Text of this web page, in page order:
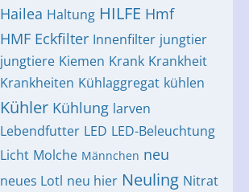
Hailea Haltung HILFE Hmf
HMF Eckfilter Innenfilter jungtier
jungtiere Kiemen Krank Krankheit
Krankheiten Kühlaggregat kühlen
Kühler Kühlung larven
Lebendfutter LED LED-Beleuchtung
Licht Molche Männchen neu
neues Lotl neu hier Neuling Nitrat